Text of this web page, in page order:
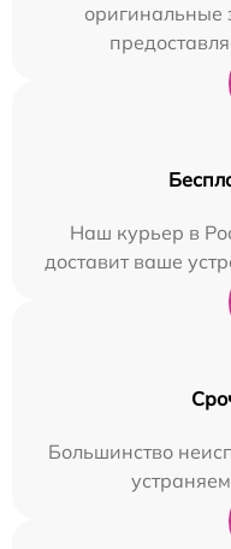
оригинальные
Наш курьер в
доставит ваше
Большинство